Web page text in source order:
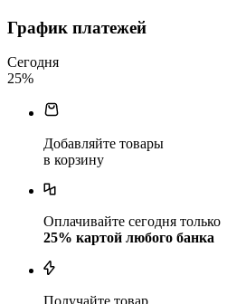
График платежей
Сегодня
25%
Добавляйте товары
в корзину
Оплачивайте сегодня только
25% картой любого банка